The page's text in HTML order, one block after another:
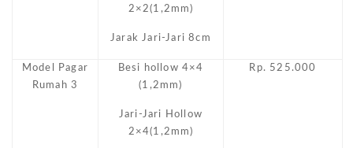
2×2(1,2mm)
Jarak Jari-Jari 8cm
Model Pagar
Rumah 3
Besi hollow 4×4
(1,2mm)
Jari-Jari Hollow
2×4(1,2mm)
Rp. 525.000